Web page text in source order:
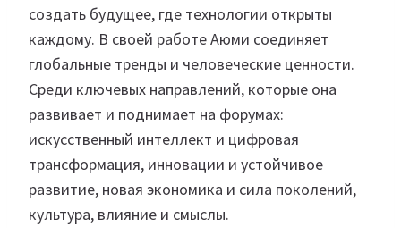
создать будущее, где технологии открыты
каждому. В своей работе Аюми соединяет
глобальные тренды и человеческие ценности.
Среди ключевых направлений, которые она
развивает и поднимает на форумах:
искусственный интеллект и цифровая
трансформация, инновации и устойчивое
развитие, новая экономика и сила поколений,
культура, влияние и смыслы.